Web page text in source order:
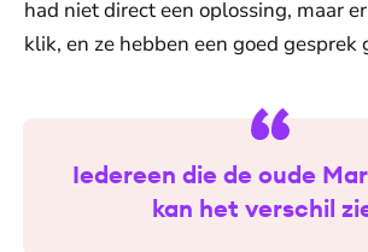
had niet direct een oplossing, maar
klik, en ze hebben een goed gesprek
Iedereen die de oude
kan het verschil